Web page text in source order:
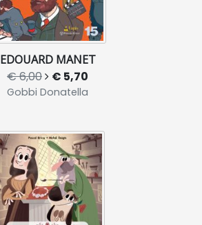
EDOUARD MANET
€ 6,00 € 5,70
Gobbi Donatella